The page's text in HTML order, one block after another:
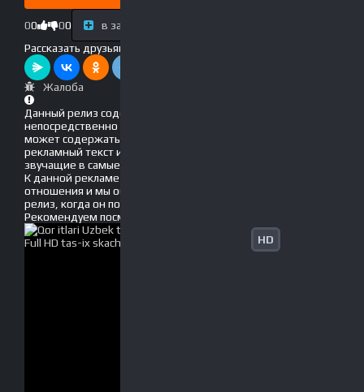
00 00 в закладки
Рассказать друзьям!
Жалоба
Данный релиз содержит рекламу, вшитую
непосредственно в фильм! Это значит, что он
может содержать движущийся по экрану
рекламный текст и голосовые вставки, громко
звучащие в самые неподходящие моменты.
К данной рекламе мы не имеем никакого
отношения и мы обязательно обновим данный
релиз, когда он появится без рекламы!
Рекомендуем посмотреть
HD